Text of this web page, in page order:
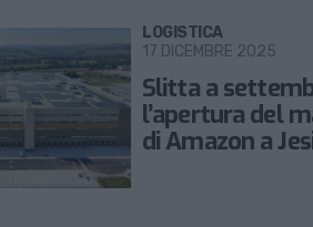
Slitta a
l’apertura del
di Amazon a
LOGISTICA
17 DICEMBRE 2025